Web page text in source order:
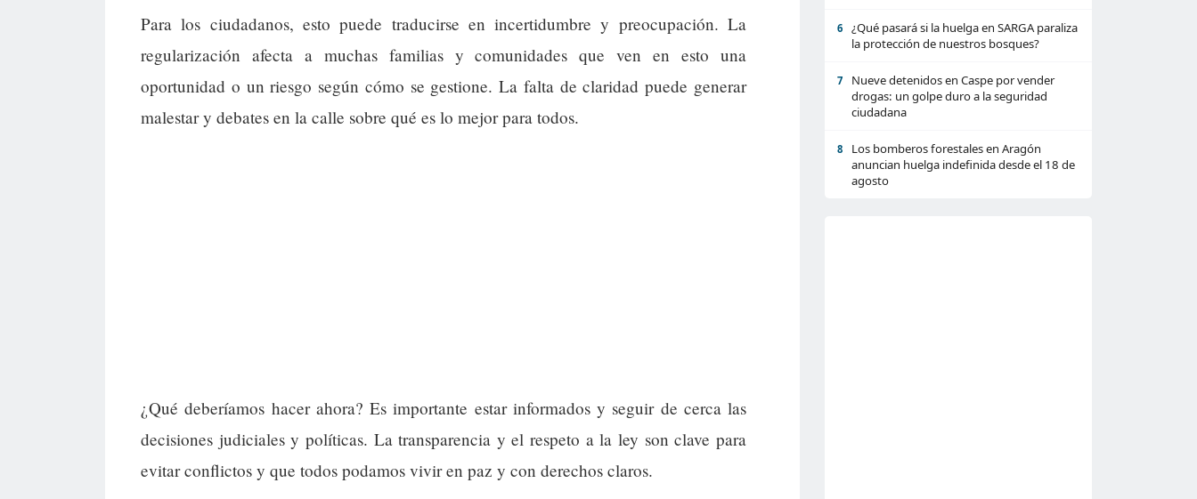
Para los ciudadanos, esto puede traducirse en incertidumbre y preocupación. La
regularización afecta a muchas familias y comunidades que ven en esto una
oportunidad o un riesgo según cómo se gestione. La falta de claridad puede generar
malestar y debates en la calle sobre qué es lo mejor para todos.
¿Qué deberíamos hacer ahora? Es importante estar informados y seguir de cerca las
decisiones judiciales y políticas. La transparencia y el respeto a la ley son clave para
evitar conflictos y que todos podamos vivir en paz y con derechos claros.
6
¿Qué pasará si la huelga en SARGA paraliza
la protección de nuestros bosques?
7
Nueve detenidos en Caspe por vender
drogas: un golpe duro a la seguridad
ciudadana
8
Los bomberos forestales en Aragón
anuncian huelga indefinida desde el 18 de
agosto